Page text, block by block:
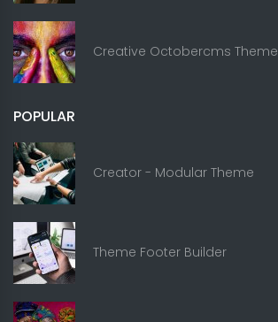
Creative Octobercms Theme
POPULAR
Creator - Modular Theme
Theme Footer Builder